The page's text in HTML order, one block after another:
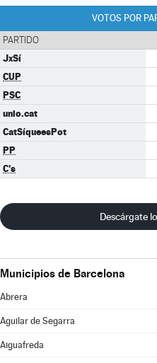
VOTOS POR
PARTIDO
JxSí
CUP
PSC
unio.cat
CatSíqueesPot
PP
C's
Descárgate
Municipios de Barcelona
Abrera
Aguilar de Segarra
Aiguafreda